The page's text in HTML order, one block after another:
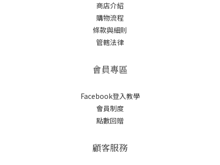
商店介紹
購物流程
條款與細則
管轄法律
會員專區
Facebook登入教學
會員制度
點數回贈
顧客服務